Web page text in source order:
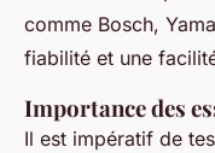
comme Bosch,
fiabilité et une
Importance des
Il est impératif de